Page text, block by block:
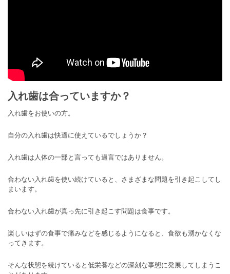
入れ歯は合っていますか？
入れ歯をお使いの方。
自分の入れ歯は快適に使えているでしょうか？
入れ歯は人体の一部と言っても過言ではありません。
合わない入れ歯を使い続けていると、さまざまな問題を引き起こしてし
まいます。
合わない入れ歯が真っ先に引き起こす問題は食事です。
楽しいはずの食事で痛みなどを感じるようになると、食欲も湧かなくな
ってきます。
そんな状態を続けていると低栄養などの深刻な事態に発展してしまうこ